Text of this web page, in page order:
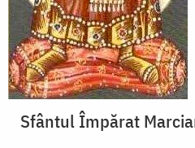
Sfântul Împărat